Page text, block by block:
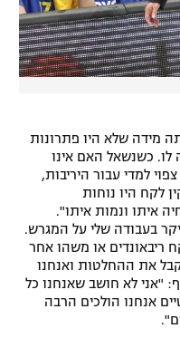
מידה שלא היו פתרונות
כשנשאל האם אינו
למדי עבור היריבות,
לקח היו נוחות
איתו ונמות איתו".
בעבודה שלי על המגרש.
ריבאונדים או משהו אחר
את ההחלטות ואנחנו
"אני לא חושב שאנחנו כל
אנחנו הולכים הרבה